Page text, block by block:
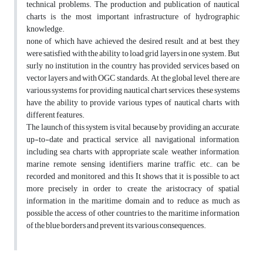
technical problems. The production and publication of nautical
charts is the most important infrastructure of hydrographic
knowledge.
none of which have achieved the desired result, and at best, they
were satisfied with the ability to load grid layers in one system. But
surly no institution in the country has provided services based on
vector layers and with OGC standards. At the global level, there are
various systems for providing nautical chart services, these systems
have the ability to provide various types of nautical charts with
different features.
The launch of this system is vital because by providing an accurate,
up-to-date and practical service, all navigational information,
including sea charts with appropriate scale, weather information,
marine remote sensing identifiers, marine traffic, etc., can be
recorded and monitored, and this It shows that it is possible to act
more precisely in order to create the aristocracy of spatial
information in the maritime domain and to reduce as much as
possible the access of other countries to the maritime information
of the blue borders and prevent its various consequences.